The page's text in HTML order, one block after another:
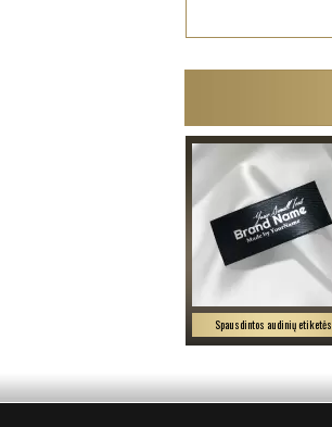
Spausdintos audinių etiketės